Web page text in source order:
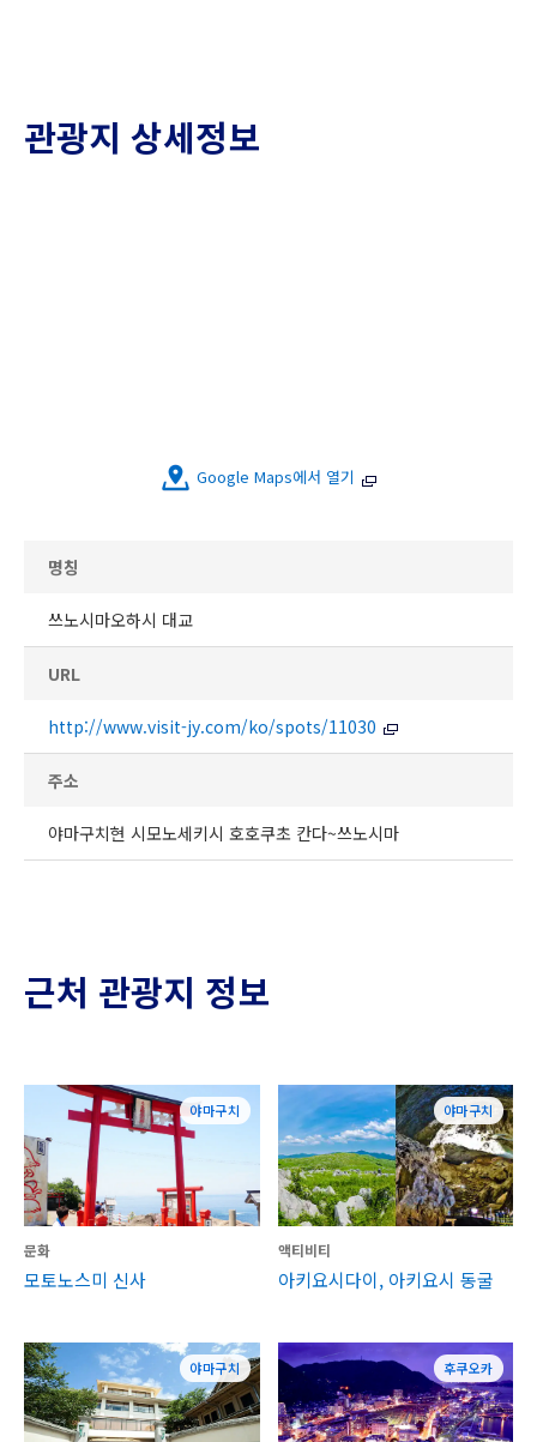
관광지 상세정보
Google Maps에서 열기
명칭
쓰노시마오하시 대교
URL
http://www.visit-jy.com/ko/spots/11030
주소
야마구치현 시모노세키시 호호쿠초 칸다~쓰노시마
근처 관광지 정보
야마구치
문화
모토노스미 신사
야마구치
액티비티
아키요시다이, 아키요시 동굴
야마구치 후쿠오카